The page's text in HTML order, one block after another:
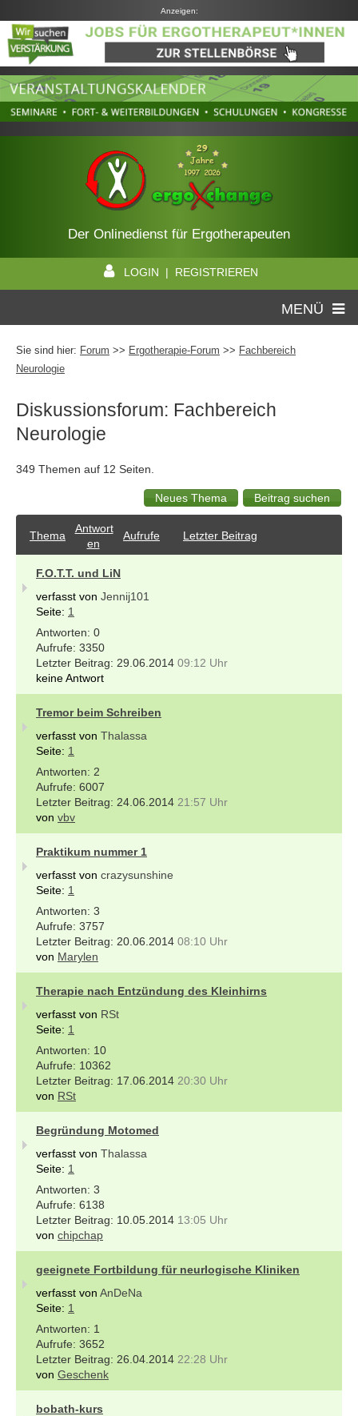
Anzeigen:
Der Onlinedienst für Ergotherapeuten
LOGIN | REGISTRIEREN
MENÜ
Sie sind hier: Forum >> Ergotherapie-Forum >> Fachbereich
Neurologie
Diskussionsforum: Fachbereich
Neurologie
349 Themen auf 12 Seiten.
Thema
Antwort
en
Aufrufe Letzter Beitrag
F.O.T.T. und LiN
verfasst von Jennij101
Seite: 1
0
3350
29.06.2014 09:12 Uhr
keine Antwort
Tremor beim Schreiben
verfasst von Thalassa
Seite: 1
2
6007
24.06.2014 21:57 Uhr
von vbv
Praktikum nummer 1
verfasst von crazysunshine
Seite: 1
3
3757
20.06.2014 08:10 Uhr
von Marylen
Therapie nach Entzündung des Kleinhirns
verfasst von RSt
Seite: 1
10
10362
17.06.2014 20:30 Uhr
von RSt
Begründung Motomed
verfasst von Thalassa
Seite: 1
3
6138
10.05.2014 13:05 Uhr
von chipchap
geeignete Fortbildung für neurlogische Kliniken
verfasst von AnDeNa
Seite: 1
1
3652
26.04.2014 22:28 Uhr
von Geschenk
bobath-kurs